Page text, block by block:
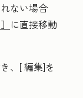
ない場合
に直接移動
、[編集]を